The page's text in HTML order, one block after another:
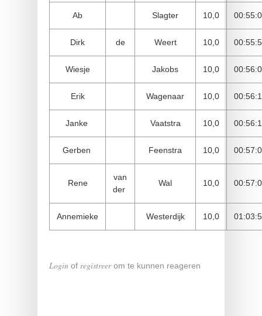
Ab Slagter 10,0
Dirk de Weert 10,0
Wiesje Jakobs 10,0
Erik Wagenaar 10,0
Janke Vaatstra 10,0
Gerben Feenstra 10,0
Rene
van
der
Wal 10,0
Annemieke Westerdijk 10,0
Login of registreerom te kunnen reageren